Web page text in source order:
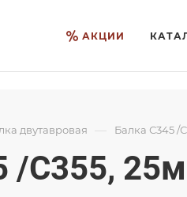
АКЦИИ
двутавровая — Балка С345 /
/С355,